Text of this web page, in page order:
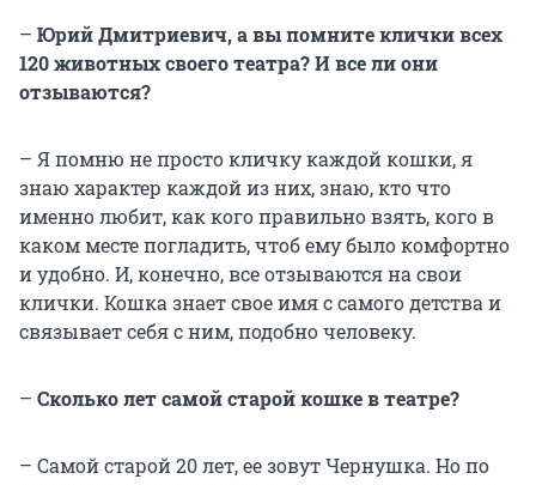
– Юрий Дмитриевич, а вы помните клички всех
120 животных своего театра? И все ли они
отзываются?
– Я помню не просто кличку каждой кошки, я
знаю характер каждой из них, знаю, кто что
именно любит, как кого правильно взять, кого в
каком месте погладить, чтоб ему было комфортно
и удобно. И, конечно, все отзываются на свои
клички. Кошка знает свое имя с самого детства и
связывает себя с ним, подобно человеку.
– Сколько лет самой старой кошке в театре?
– Самой старой 20 лет, ее зовут Чернушка. Но по